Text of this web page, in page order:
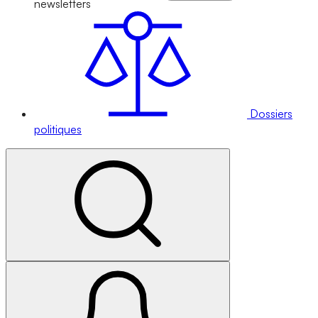
newsletters
Dossiers
politiques